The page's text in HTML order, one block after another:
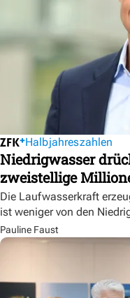
Halbjahreszahlen
Niedrigwasser
zweistellige
Die Laufwasserkraft
ist weniger von den
Pauline Faust